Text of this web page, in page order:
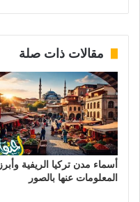
مقالات ذات صلة
أسماء مدن تركيا الريفية وأبرز
المعلومات عنها بالصور